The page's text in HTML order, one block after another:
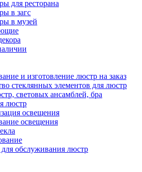
для ресторана
в загс
в музей
и изготовление люстр на заказ
стеклянных элементов для люстр
световых ансамблей, бра
люстр
освещения
освещения
для обслуживания люстр